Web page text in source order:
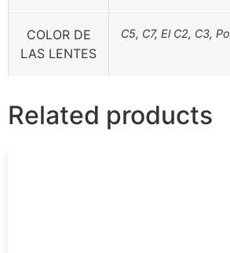
COLOR DE
LAS LENTES
C5, C7, El C2, C3,
Related products